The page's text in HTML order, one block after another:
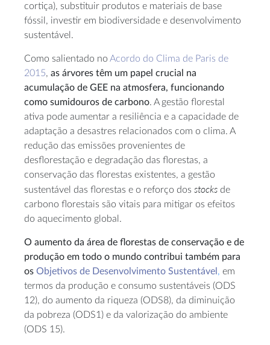
cortiça), substituir produtos e materiais de base
fóssil, investir em biodiversidade e desenvolvimento
sustentável.
Como salientado no Acordo do Clima de Paris de
2015, as árvores têm um papel crucial na
acumulação de GEE na atmosfera, funcionando
como sumidouros de carbono. A gestão florestal
ativa pode aumentar a resiliência e a capacidade de
adaptação a desastres relacionados com o clima. A
redução das emissões provenientes de
desflorestação e degradação das florestas, a
conservação das florestas existentes, a gestão
sustentável das florestas e o reforço dos stocks de
carbono florestais são vitais para mitigar os efeitos
do aquecimento global.
O aumento da área de florestas de conservação e de
produção em todo o mundo contribui também para
os Objetivos de Desenvolvimento Sustentável , em
termos da produção e consumo sustentáveis (ODS
12), do aumento da riqueza (ODS8), da diminuição
da pobreza (ODS1) e da valorização do ambiente
(ODS 15).